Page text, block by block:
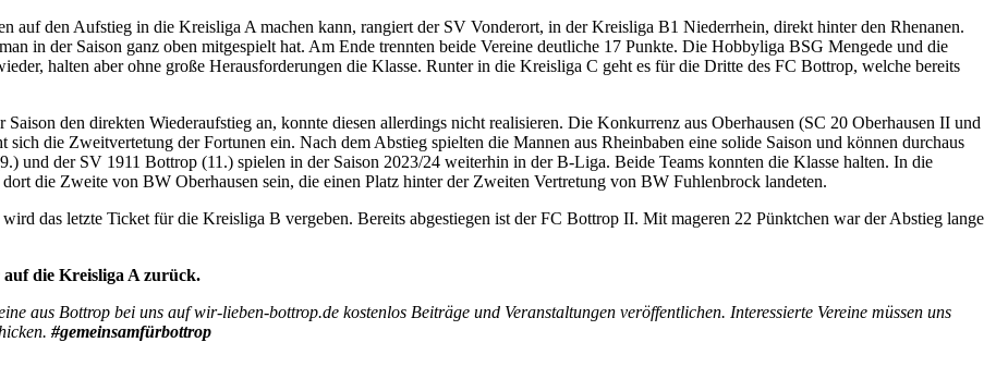
auf den Aufstieg in die Kreisliga A machen kann, rangiert der SV Vonderort, in der Kreisliga B1 Niederrhein, direkt hinter den Rhenanen.
in der Saison ganz oben mitgespielt hat. Am Ende trennten beide Vereine deutliche 17 Punkte. Die Hobbyliga BSG Mengede und die
halten aber ohne große Herausforderungen die Klasse. Runter in die Kreisliga C geht es für die Dritte des FC Bottrop, welche bereits
den direkten Wiederaufstieg an, konnte diesen allerdings nicht realisieren. Die Konkurrenz aus Oberhausen (SC 20 Oberhausen II und
die Zweitvertetung der Fortunen ein. Nach dem Abstieg spielten die Mannen aus Rheinbaben eine solide Saison und können durchaus
und der SV 1911 Bottrop (11.) spielen in der Saison 2023/24 weiterhin in der B-Liga. Beide Teams konnten die Klasse halten. In die
die Zweite von BW Oberhausen sein, die einen Platz hinter der Zweiten Vertretung von BW Fuhlenbrock landeten.
das letzte Ticket für die Kreisliga B vergeben. Bereits abgestiegen ist der FC Bottrop II. Mit mageren 22 Pünktchen war der Abstieg lange
auf die Kreisliga A zurück.
aus Bottrop bei uns auf wir-lieben-bottrop.de kostenlos Beiträge und Veranstaltungen veröffentlichen. Interessierte Vereine müssen uns
#gemeinsamfürbottrop